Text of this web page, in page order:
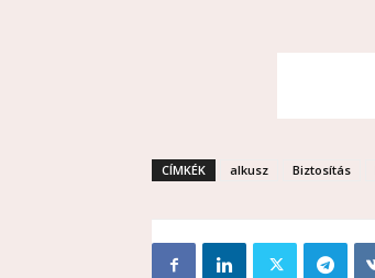
CÍMKÉK alkusz Biztosítás